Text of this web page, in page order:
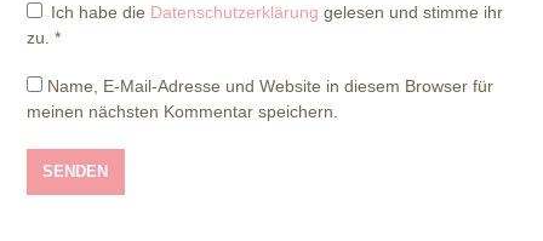
Ich habe die Datenschutzerklärung gelesen und stimme ihr
zu. *
Name, E-Mail-Adresse und Website in diesem Browser für
meinen nächsten Kommentar speichern.